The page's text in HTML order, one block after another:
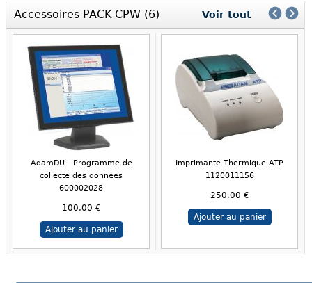
Accessoires PACK-CPW (6) Voir tout
AdamDU - Programme de
collecte des données
600002028
100,00 €
Ajouter au panier
Imprimante Thermique ATP
1120011156
250,00 €
Ajouter au panier